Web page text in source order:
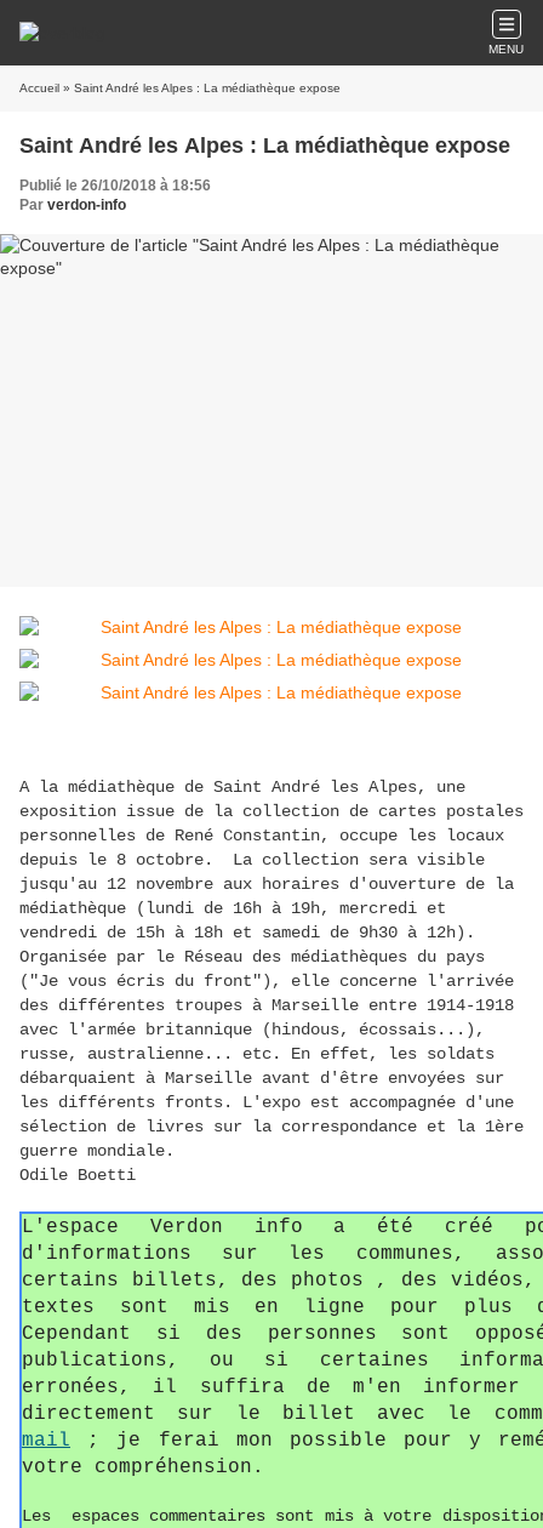
MENU
Accueil » Saint André les Alpes : La médiathèque expose
Saint André les Alpes : La médiathèque expose
Publié le 26/10/2018 à 18:56
Par verdon-info
A la médiathèque de Saint André les Alpes, une
exposition issue de la collection de cartes postales
personnelles de René Constantin, occupe les locaux
depuis le 8 octobre. La collection sera visible
jusqu'au 12 novembre aux horaires d'ouverture de la
médiathèque (lundi de 16h à 19h, mercredi et
vendredi de 15h à 18h et samedi de 9h30 à 12h).
Organisée par le Réseau des médiathèques du pays
("Je vous écris du front"), elle concerne l'arrivée
des différentes troupes à Marseille entre 1914-1918
avec l'armée britannique (hindous, écossais...),
russe, australienne... etc. En effet, les soldats
débarquaient à Marseille avant d'être envoyées sur
les différents fronts. L'expo est accompagnée d'une
sélection de livres sur la correspondance et la 1ère
guerre mondiale.
Odile Boetti
L'espace Verdon info a été créé
d'informations sur les communes,
certains billets, des photos , des vidéos,
textes sont mis en ligne pour plus
Cependant si des personnes sont
publications, ou si certaines
erronées, il suffira de m'en
directement sur le billet avec le
mail ; je ferai mon possible pour y
votre compréhension.
Les espaces commentaires sont mis à votre